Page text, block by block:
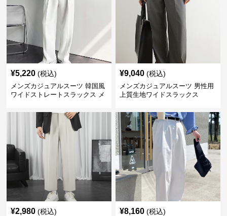
¥5,220 (税込)
メンズカジュアルスーツ 韓国風
ワイドストレートスラックス メ
¥9,040 (税込)
メンズカジュアルスーツ 男性用
上質生地ワイドスラックス
¥2,980 (税込) ¥8,160 (税込)